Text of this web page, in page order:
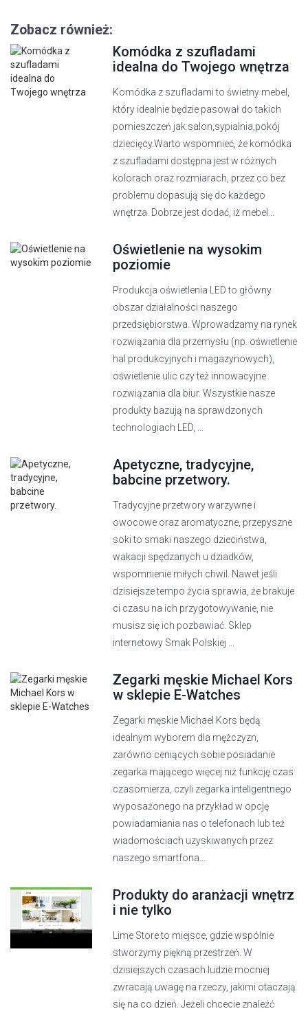
Zobacz również:
Komódka z szufladami
idealna do Twojego wnętrza
Komódka z szufladami to świetny mebel,
który idealnie będzie pasował do takich
pomieszczeń jak:salon,sypialnia,pokój
dziecięcy.Warto wspomnieć, że komódka
z szufladami dostępna jest w różnych
kolorach oraz rozmiarach, przez co bez
problemu dopasują się do każdego
wnętrza. Dobrze jest dodać, iż mebel...
Oświetlenie na wysokim
poziomie
Produkcja oświetlenia LED to główny
obszar działalności naszego
przedsiębiorstwa. Wprowadzamy na rynek
rozwiązania dla przemysłu (np. oświetlenie
hal produkcyjnych i magazynowych),
oświetlenie ulic czy też innowacyjne
rozwiązania dla biur. Wszystkie nasze
produkty bazują na sprawdzonych
technologiach LED, ...
Apetyczne, tradycyjne,
babcine przetwory.
Tradycyjne przetwory warzywne i
owocowe oraz aromatyczne, przepyszne
soki to smaki naszego dzieciństwa,
wakacji spędzanych u dziadków,
wspomnienie miłych chwil. Nawet jeśli
dzisiejsze tempo życia sprawia, że brakuje
ci czasu na ich przygotowywanie, nie
musisz się ich pozbawiać. Sklep
internetowy Smak Polskiej ...
Zegarki męskie Michael Kors
w sklepie E-Watches
Zegarki męskie Michael Kors będą
idealnym wyborem dla mężczyzn,
zarówno ceniących sobie posiadanie
zegarka mającego więcej niż funkcję czas
czasomierza, czyli zegarka inteligentnego
wyposażonego na przykład w opcję
powiadamiania nas o telefonach lub też
wiadomościach uzyskiwanych przez
naszego smartfona...
Produkty do aranżacji wnętrz
i nie tylko
Lime Store to miejsce, gdzie wspólnie
stworzymy piękną przestrzeń. W
dzisiejszych czasach ludzie mocniej
zwracają uwagę na rzeczy, jakimi otaczają
się na co dzień. Jeżeli chcecie znaleźć